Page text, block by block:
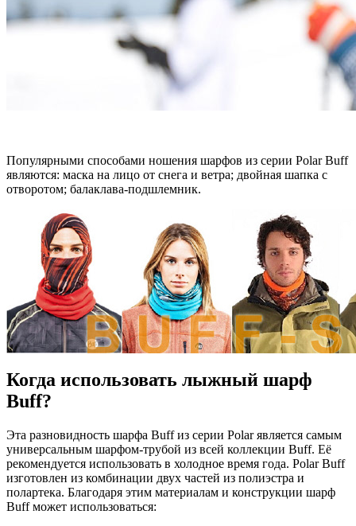
Популярными способами ношения шарфов из серии Polar Buff
являются: маска на лицо от снега и ветра; двойная шапка с
отворотом; балаклава-подшлемник.
Когда использовать лыжный шарф
Buff?
Эта разновидность шарфа Buff из серии Polar является самым
универсальным шарфом-трубой из всей коллекции Buff. Её
рекомендуется использовать в холодное время года. Polar Buff
изготовлен из комбинации двух частей из полиэстра и
полартека. Благодаря этим материалам и конструкции шарф
Buff может использоваться: